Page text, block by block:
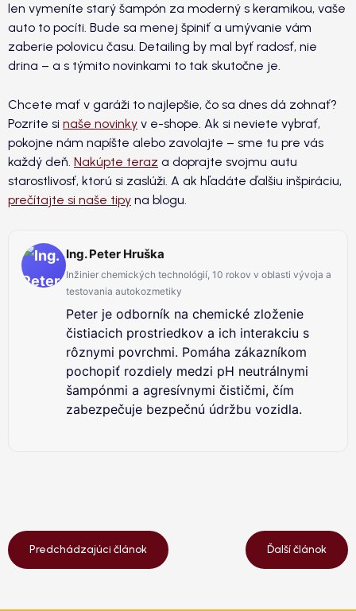
len vymeníte starý šampón za moderný s keramikou, vaše
auto to pocíti. Bude sa menej špiniť a umývanie vám
zaberie polovicu času. Detailing by mal byť radosť, nie
drina – a s týmito novinkami to tak skutočne je.
Chcete mať v garáži to najlepšie, čo sa dnes dá zohnať?
Pozrite si naše novinky v e-shope. Ak si neviete vybrať,
pokojne nám napíšte alebo zavolajte – sme tu pre vás
každý deň. Nakúpte teraz a doprajte svojmu autu
starostlivosť, ktorú si zaslúži. A ak hľadáte ďalšiu inšpiráciu,
prečítajte si naše tipy na blogu.
Ing. Peter Hruška
Inžinier chemických technológií, 10 rokov v oblasti vývoja a
testovania autokozmetiky
Peter je odborník na chemické zloženie
čistiacich prostriedkov a ich interakciu s
rôznymi povrchmi. Pomáha zákazníkom
pochopiť rozdiely medzi pH neutrálnymi
šampónmi a agresívnymi čističmi, čím
zabezpečuje bezpečnú údržbu vozidla.
Predchádzajúci článok Ďalší článok